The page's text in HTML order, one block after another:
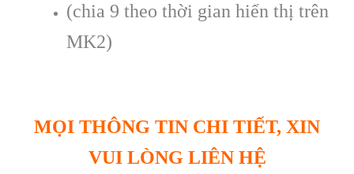
(chia 9 theo thời gian hiển thị trên
MK2)
MỌI THÔNG TIN CHI TIẾT, XIN
VUI LÒNG LIÊN HỆ